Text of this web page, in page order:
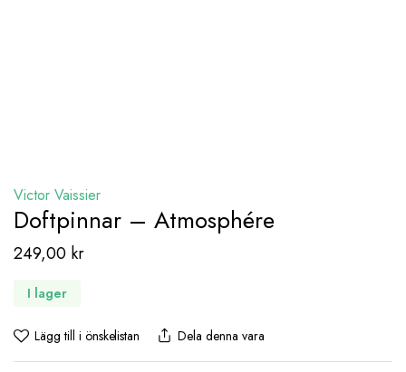
Victor Vaissier
Doftpinnar – Atmosphére
249,00 kr
I lager
Lägg till i önskelistan Dela denna vara